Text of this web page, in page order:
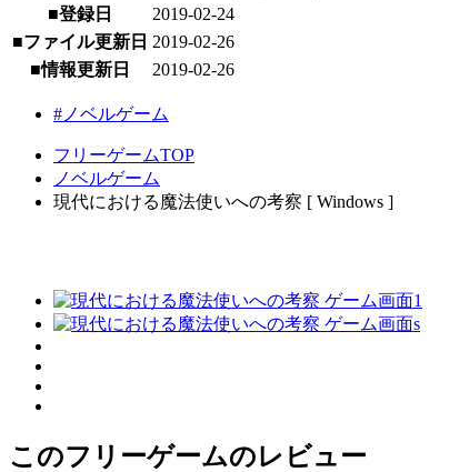
■登録日
2019-02-24
■ファイル更新日 2019-02-26
■情報更新日
2019-02-26
#ノベルゲーム
フリーゲームTOP
ノベルゲーム
現代における魔法使いへの考察 [ Windows ]
このフリーゲームのレビュー